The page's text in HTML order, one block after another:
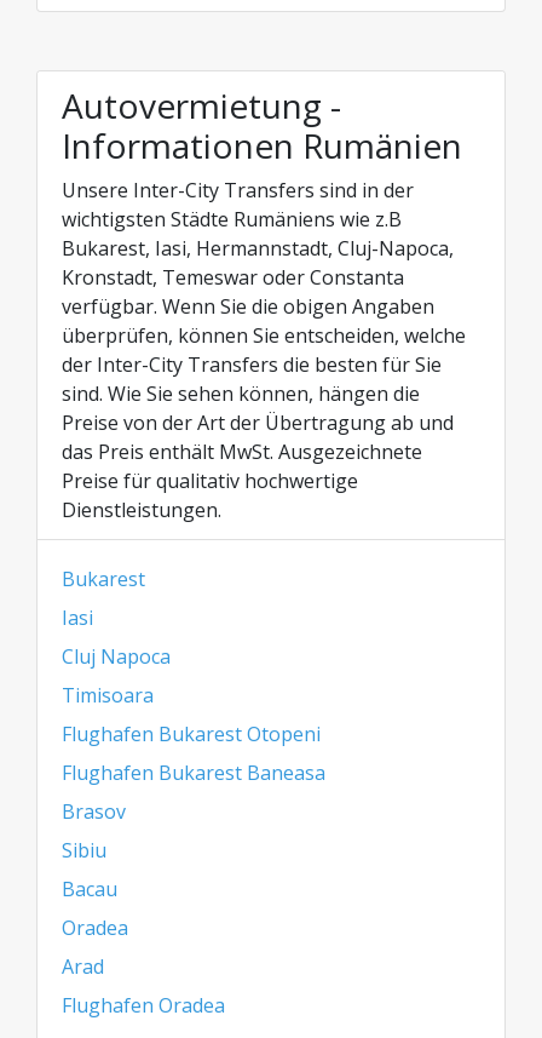
Autovermietung -
Informationen Rumänien
Unsere Inter-City Transfers sind in der
wichtigsten Städte Rumäniens wie z.B
Bukarest, Iasi, Hermannstadt, Cluj-Napoca,
Kronstadt, Temeswar oder Constanta
verfügbar. Wenn Sie die obigen Angaben
überprüfen, können Sie entscheiden, welche
der Inter-City Transfers die besten für Sie
sind. Wie Sie sehen können, hängen die
Preise von der Art der Übertragung ab und
das Preis enthält MwSt. Ausgezeichnete
Preise für qualitativ hochwertige
Dienstleistungen.
Bukarest
Iasi
Cluj Napoca
Timisoara
Flughafen Bukarest Otopeni
Flughafen Bukarest Baneasa
Brasov
Sibiu
Bacau
Oradea
Arad
Flughafen Oradea